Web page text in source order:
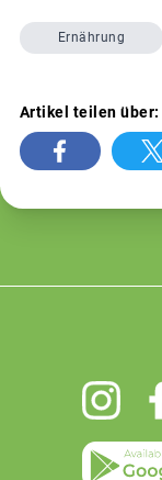
Ernährung
Artikel teilen über: